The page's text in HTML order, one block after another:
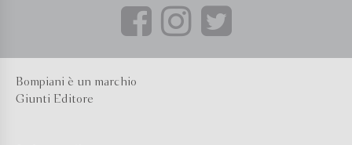
Bompiani è un marchio
Giunti Editore